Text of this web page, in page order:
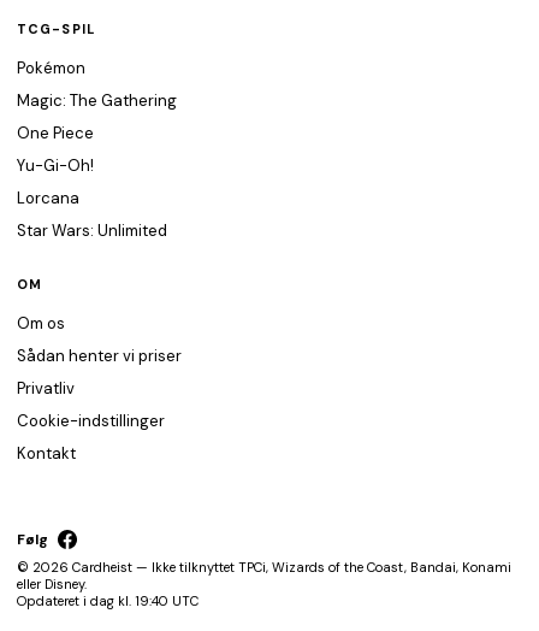
TCG-SPIL
Pokémon
Magic: The Gathering
One Piece
Yu-Gi-Oh!
Lorcana
Star Wars: Unlimited
OM
Om os
Sådan henter vi priser
Privatliv
Cookie-indstillinger
Kontakt
Følg
© 2026 Cardheist — Ikke tilknyttet TPCi, Wizards of the Coast, Bandai, Konami
eller Disney.
Opdateret i dag kl. 19:40 UTC